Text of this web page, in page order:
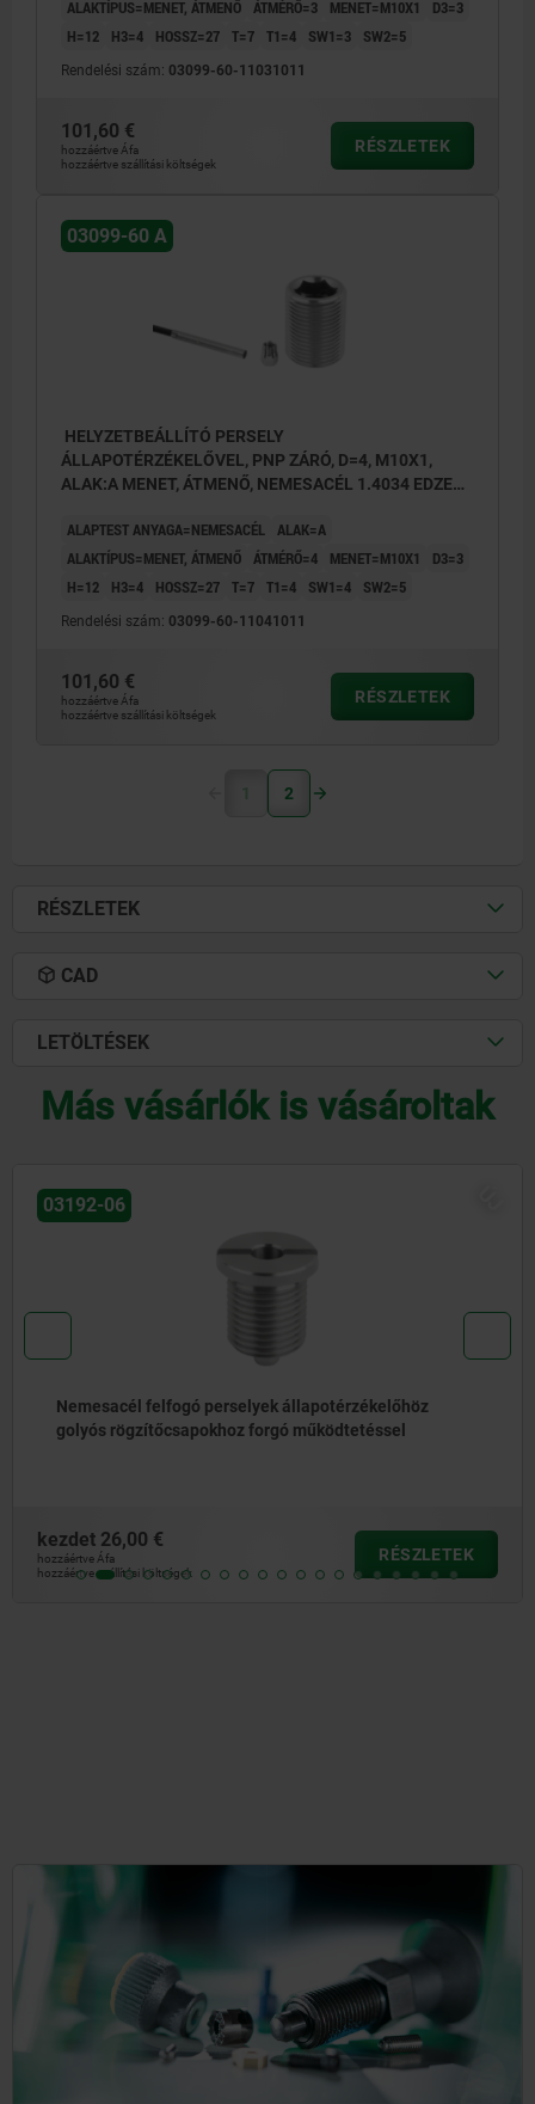
ALAKTÍPUS=MENET, ÁTMENŐ ÁTMÉRŐ=3 MENET=M10X1
D3=3
H=12
H3=4 HOSSZ=27 T=7 T1=4 SW1=3 SW2=5
Rendelési szám: 03099-60-11031011
101,60 €
hozzáértve Áfa
hozzáértve szállítási költségek
RÉSZLETEK
03099-60 A
HELYZETBEÁLLÍTÓ PERSELY
ÁLLAPOTÉRZÉKELŐVEL, PNP ZÁRÓ, D=4, M10X1,
ALAK:A MENET, ÁTMENŐ, NEMESACÉL 1.4034 EDZETT
ALAPTEST ANYAGA=NEMESACÉL ALAK=A
ALAKTÍPUS=MENET, ÁTMENŐ ÁTMÉRŐ=4 MENET=M10X1
D3=3
H=12
H3=4 HOSSZ=27 T=7 T1=4 SW1=4 SW2=5
Rendelési szám: 03099-60-11041011
101,60 €
hozzáértve Áfa
hozzáértve szállítási költségek
RÉSZLETEK
1 2
RÉSZLETEK
CAD
LETÖLTÉSEK
Más vásárlók is vásároltak
03199
Kulcskarikák, nemesacél
kezdet 0,21 €
hozzáértve Áfa
hozzáértve szállítási költségek
RÉSZLETEK